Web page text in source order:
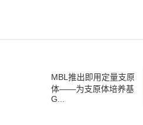
MBL推出即用定量支原
体——为支原体培养基
G...